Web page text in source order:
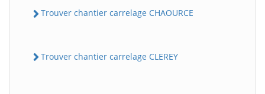
Trouver chantier carrelage CHAOURCE
Trouver chantier carrelage CLEREY